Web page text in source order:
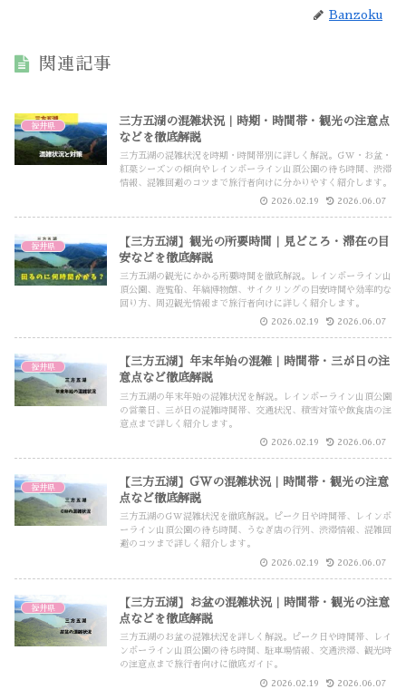
Banzoku
関連記事
福井県
三方五湖の混雑状況｜時期・時間帯・観光の注意点
などを徹底解説
三方五湖の混雑状況を時期・時間帯別に詳しく解説。GW・お盆・
紅葉シーズンの傾向やレインボーライン山頂公園の待ち時間、渋滞
情報、混雑回避のコツまで旅行者向けに分かりやすく紹介します。
2026.02.19 2026.06.07
福井県
【三方五湖】観光の所要時間｜見どころ・滞在の目
安などを徹底解説
三方五湖の観光にかかる所要時間を徹底解説。レインボーライン山
頂公園、遊覧船、年縞博物館、サイクリングの目安時間や効率的な
回り方、周辺観光情報まで旅行者向けに詳しく紹介します。
2026.02.19 2026.06.07
福井県
【三方五湖】年末年始の混雑｜時間帯・三が日の注
意点など徹底解説
三方五湖の年末年始の混雑状況を解説。レインボーライン山頂公園
の営業日、三が日の混雑時間帯、交通状況、積雪対策や飲食店の注
意点まで詳しく紹介します。
2026.02.19 2026.06.07
福井県
【三方五湖】GWの混雑状況｜時間帯・観光の注意
点など徹底解説
三方五湖のGW混雑状況を徹底解説。ピーク日や時間帯、レインボ
ーライン山頂公園の待ち時間、うなぎ店の行列、渋滞情報、混雑回
避のコツまで詳しく紹介します。
2026.02.19 2026.06.07
福井県
【三方五湖】お盆の混雑状況｜時間帯・観光の注意
点などを徹底解説
三方五湖のお盆の混雑状況を詳しく解説。ピーク日や時間帯、レイ
ンボーライン山頂公園の待ち時間、駐車場情報、交通渋滞、観光時
の注意点まで旅行者向けに徹底ガイド。
2026.02.19 2026.06.07